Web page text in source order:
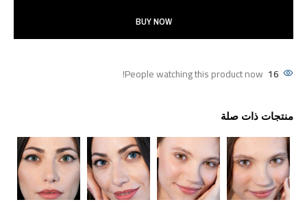
BUY NOW
16
People watching this product now!
منتجات ذات صلة